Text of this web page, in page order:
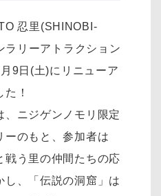
忍里(SHINOBI-
ラリーアトラクション
9日(土)にリニューア
！
、ニジゲンノモリ限定
ーのもと、参加者は
戦う里の仲間たちの応
し、「伝説の洞窟」は